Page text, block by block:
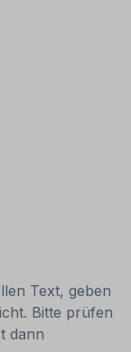
Text, geben
Bitte prüfen
dann